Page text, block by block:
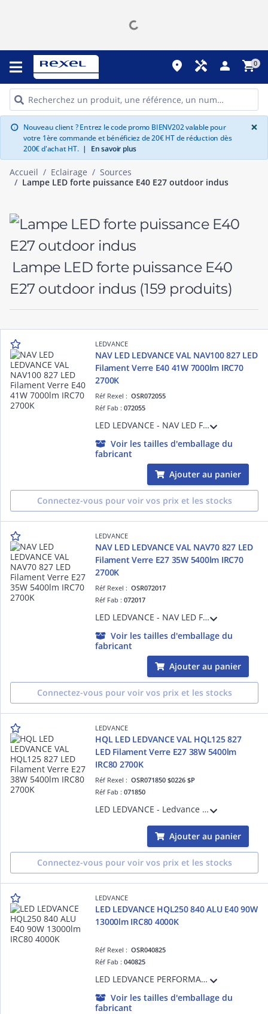
place handyman person shopping_cart0
info Nouveau client ? Entrez le code promo BIENV202 valable pour
votre 1ère commande et bénéficiez de 20€ HT de réduction dès
200€ d'achat HT. | En savoir plus
×
Accueil Eclairage
Sources
Lampe LED forte puissance E40 E27 outdoor indus
Lampe LED forte puissance E40
E27 outdoor indus (159 produits)
LEDVANCE
NAV LED LEDVANCE VAL NAV100 827 LED
Filament Verre E40 41W 7000lm IRC70
2700K
Réf Rexel :OSR072055
Réf Fab :072055
LED LEDVANCE - NAV LED Filament - Substitution LED aux lampes Sodium SHP - NAV LED Value - 727 - E40 - 360 ° - 41 W Equivalence 100 - 7000 lm - Ra70 - 2700 K - 25000 h - Ta -20°C à + 50°C - Classe C - Garantie 3 ans
Voir les tailles d'emballage du
fabricant
Ajouter au panier
Connectez-vous pour voir vos prix et les stocks
LEDVANCE
NAV LED LEDVANCE VAL NAV70 827 LED
Filament Verre E27 35W 5400lm IRC70
2700K
Réf Rexel :OSR072017
Réf Fab :072017
LED LEDVANCE - NAV LED Filament - Substitution LED aux lampes Sodium SHP - NAV LED Value - 727 - E27 - 360 ° - 35 W Equivalence 70 - 5400 lm - Ra70 - 2700 K - 25000 h - Ta -20°C à + 50°C - Classe D - Garantie 3 ans
Voir les tailles d'emballage du
fabricant
Ajouter au panier
Connectez-vous pour voir vos prix et les stocks
LEDVANCE
HQL LED LEDVANCE VAL HQL125 827
LED Filament Verre E27 38W 5400lm
IRC80 2700K
Réf Rexel :OSR071850 $0226 $P
Réf Fab :071850
LED LEDVANCE - Ledvance HQL LED Filament - HQL LED Value 827 - E27 - 360 ° - 38 W - Equivalence 125 W - 5400 lm - Ra80 - 2700 K - 25000 h - Ta -20°C à + 50°C - Classe D - Garantie 3 ans
Ajouter au panier
Connectez-vous pour voir vos prix et les stocks
LEDVANCE
LED LEDVANCE HQL250 840 ALU E40 90W
13000lm IRC80 4000K
Réf Rexel :OSR040825
Réf Fab :040825
LED LEDVANCE PERFORMANCE - 840 - E40 - 360° - 90W Equivalence 250W - 13000lm - Non Gradable - Ra80 - 4000K - 60000h - Ta -40°C à + 60°C - Classe D - Garantie 5 ans
Voir les tailles d'emballage du
fabricant